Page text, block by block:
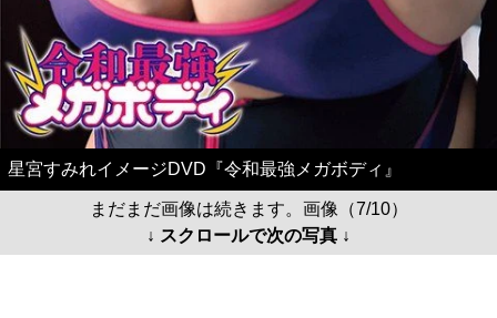
星宮すみれイメージDVD『令和最強メガボディ』
まだまだ画像は続きます。画像（7/10）
↓ スクロールで次の写真 ↓